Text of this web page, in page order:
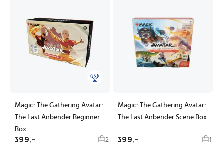
Magic: The Gathering Avatar:
The Last Airbender Beginner
Box
399,- 2
Magic: The Gathering Avatar:
The Last Airbender Scene Box
399,- 1